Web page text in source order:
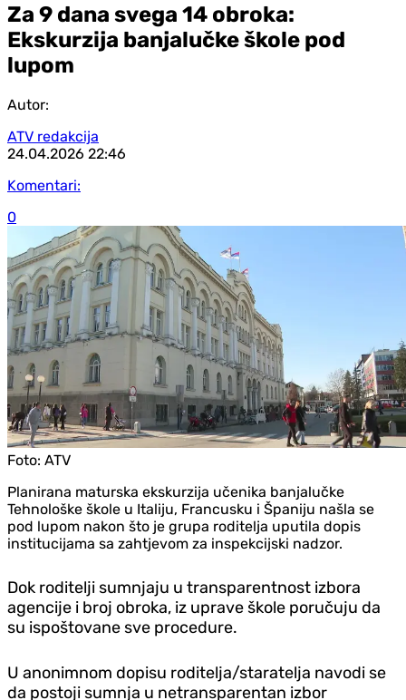
Za 9 dana svega 14 obroka:
Ekskurzija banjalučke škole pod
lupom
Autor:
ATV redakcija
24.04.2026 22:46
Komentari:
0
Foto: ATV
Planirana maturska ekskurzija učenika banjalučke
Tehnološke škole u Italiju, Francusku i Španiju našla se
pod lupom nakon što je grupa roditelja uputila dopis
institucijama sa zahtjevom za inspekcijski nadzor.
Dok roditelji sumnjaju u transparentnost izbora
agencije i broj obroka, iz uprave škole poručuju da
su ispoštovane sve procedure.
U anonimnom dopisu roditelja/staratelja navodi se
da postoji sumnja u netransparentan izbor